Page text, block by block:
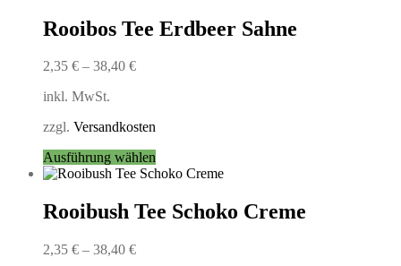
mehrere
Varianten
der
Produktseite
gewählt
werden
Rooibos Tee Erdbeer Sahne
2,35 € – 38,40 €
inkl. MwSt.
zzgl. Versandkosten
Ausführung wählen
Produkt
mehrere
Varianten
Rooibush Tee Schoko Creme
2,35 € – 38,40 €